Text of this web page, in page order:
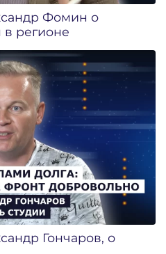
Фомин о
в регионе
Гончаров, о